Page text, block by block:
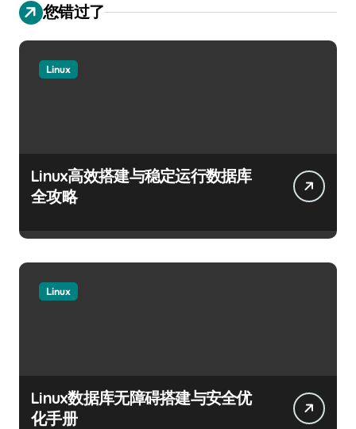
您错过了
Linux
Linux高效搭建与稳定运行数据库
全攻略
Linux
Linux数据库无障碍搭建与安全优
化手册